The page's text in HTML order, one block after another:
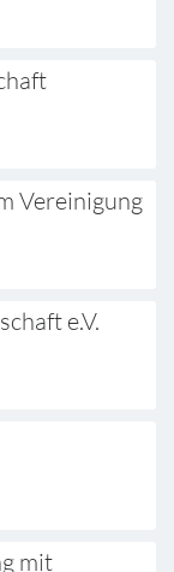
Vereinigung
e.V.
mit